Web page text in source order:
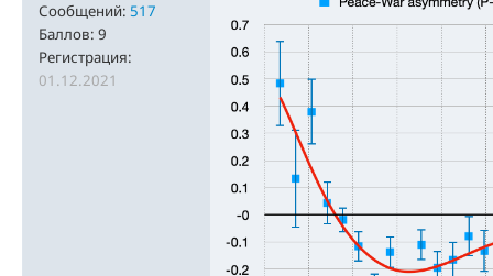
Сообщений: 517
Баллов: 9
Регистрация:
01.12.2021